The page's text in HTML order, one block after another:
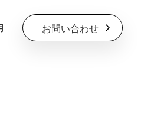
お問い合わせ